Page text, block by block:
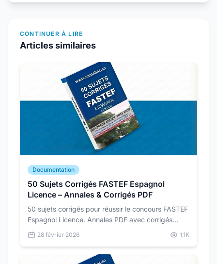
CONTINUER À LIRE
Articles similaires
Documentation
50 Sujets Corrigés FASTEF Espagnol
Licence – Annales & Corrigés PDF
50 sujets corrigés pour réussir le concours FASTEF
Espagnol Licence. Annales PDF avec corrigés
détaillés pour vous préparer dans les conditions
réelles du concours.
28 février 2026 1,1K